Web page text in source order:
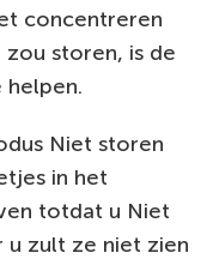
concentreren
storen, is de
Niet storen
in het
totdat u Niet
u zult ze niet zien